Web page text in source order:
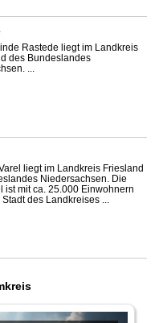
Rastede liegt im Landkreis
des Bundeslandes
...
liegt im Landkreis Friesland
Niedersachsen. Die
ist mit ca. 25.000 Einwohnern
des Landkreises ...